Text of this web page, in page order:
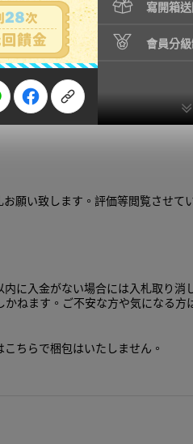
寫開箱
會員分
願い致します。評価等閲覧させて
に入金がない場合には入札取り消
ねます。ご不安な方や気になる方
ちらで梱包はいたしません。